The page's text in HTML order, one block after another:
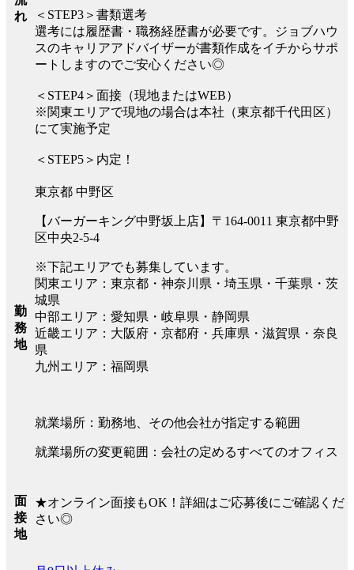
れ
＜STEP3＞書類選考
選考には履歴書・職務経歴書が必要です。ジョブハウ
スのキャリアアドバイザーが書類作成をイチからサポ
ートしますのでご安心ください◎
＜STEP4＞面接（現地またはWEB）
※関東エリアで現地の場合は本社（東京都千代田区）
にて実施予定
＜STEP5＞内定！
勤
務
地
東京都 中野区
【バーガーキング中野坂上店】〒164-0011 東京都中野
区中央2-5-4
※下記エリアでも募集しています。
関東エリア：東京都・神奈川県・埼玉県・千葉県・茨
城県
中部エリア：愛知県・岐阜県・静岡県
近畿エリア：大阪府・京都府・兵庫県・滋賀県・奈良
県
九州エリア：福岡県
就業場所：勤務地、その他会社が指定する範囲
就業場所の変更範囲：会社の定めるすべてのオフィス
面
接
地
★オンライン面接もOK！詳細はご応募後にご確認くだ
さい◎